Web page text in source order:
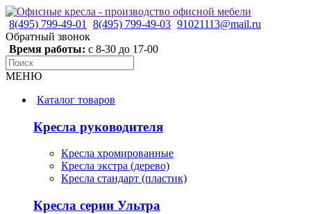
8(495) 799-49-01 8(495) 799-49-03 91021113@mail.ru
Обратный звонок
Время работы: с 8-30 до 17-00
МЕНЮ
Каталог товаров
Кресла руководителя
Кресла хромированные
Кресла экстра (дерево)
Кресла стандарт (пластик)
Кресла серии Ультра